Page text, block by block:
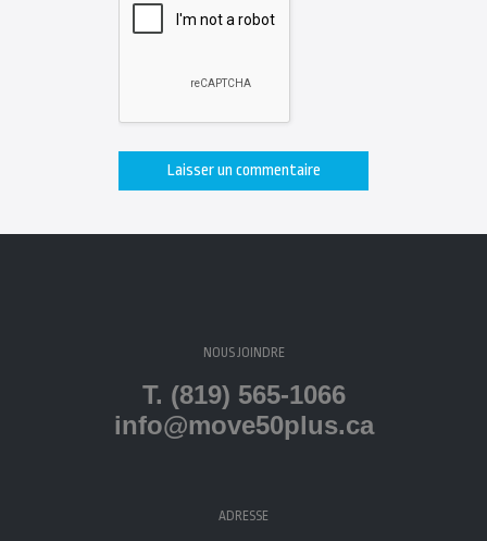
NOUS JOINDRE
T. (819) 565-1066
info@move50plus.ca
ADRESSE